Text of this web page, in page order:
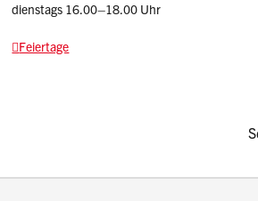
dienstags 16.00–18.00 Uhr
Feiertage